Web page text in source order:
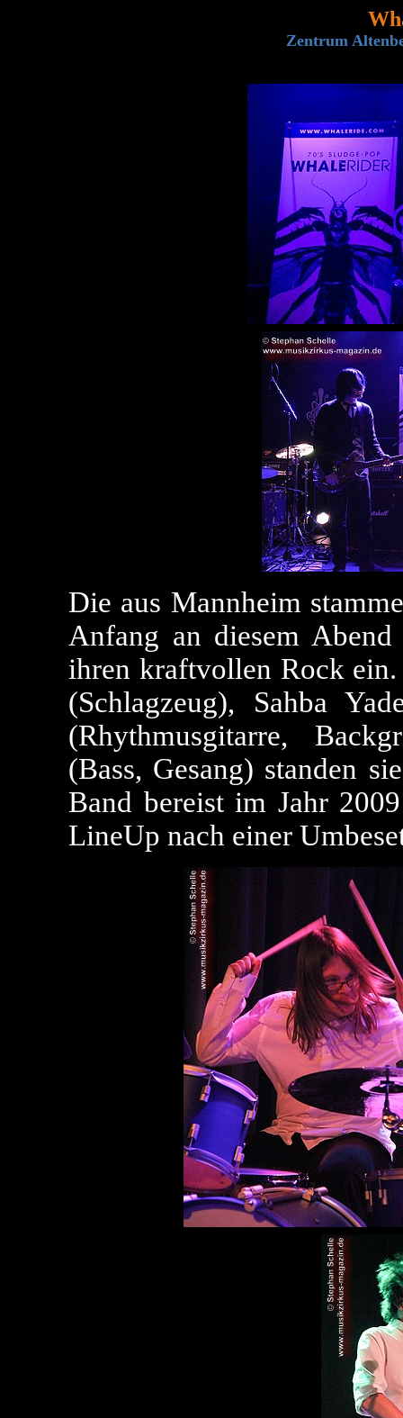
Zentrum
Die aus Mannheim
Anfang an diesem
ihren kraftvollen Rock
(Schlagzeug), Sahba
(Rhythmusgitarre,
(Bass, Gesang) standen
Band bereist im Jahr
LineUp nach einer